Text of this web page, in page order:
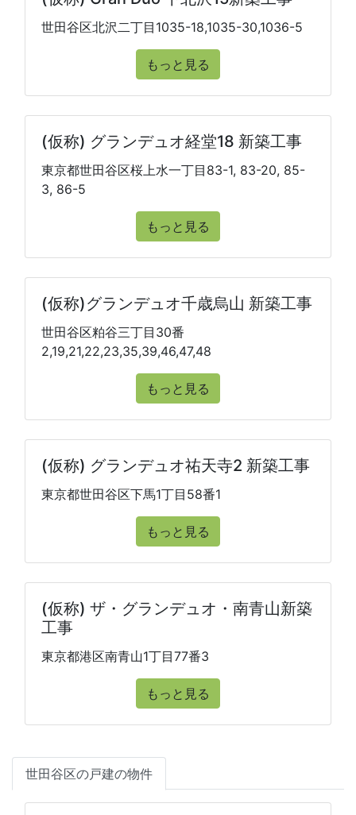
世田谷区北沢二丁目1035-18,1035-30,1036-5
もっと見る
(仮称) グランデュオ経堂18 新築工事
東京都世田谷区桜上水一丁目83-1, 83-20, 85-
3, 86-5
もっと見る
(仮称)グランデュオ千歳烏山 新築工事
世田谷区粕谷三丁目30番
2,19,21,22,23,35,39,46,47,48
もっと見る
(仮称) グランデュオ祐天寺2 新築工事
東京都世田谷区下馬1丁目58番1
もっと見る
(仮称) ザ・グランデュオ・南青山新築
工事
東京都港区南青山1丁目77番3
もっと見る
世田谷区の戸建の物件